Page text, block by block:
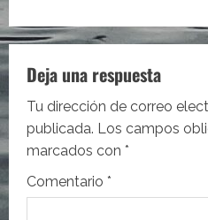
g
a
c
i
ó
Deja una respuesta
Tu dirección de correo
publicada. Los campos
marcados con *
Comentario *